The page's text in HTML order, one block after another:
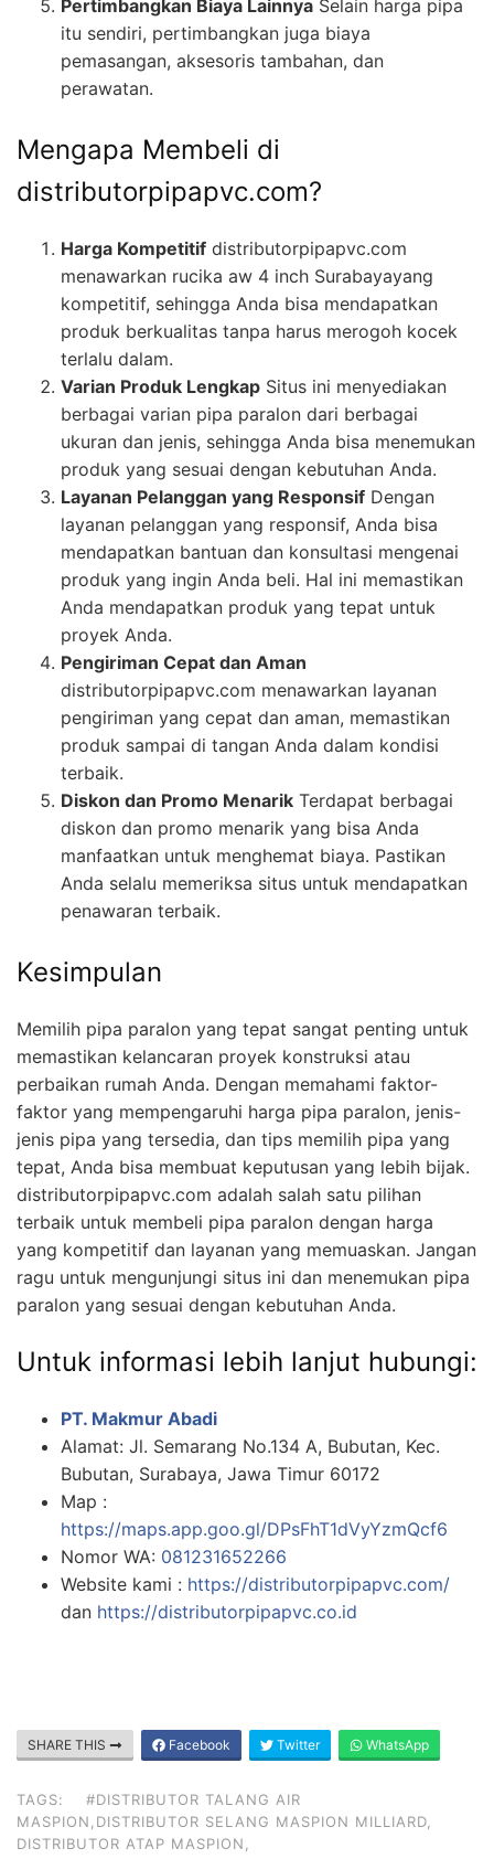
Pertimbangkan Biaya Lainnya Selain harga pipa
itu sendiri, pertimbangkan juga biaya
pemasangan, aksesoris tambahan, dan
perawatan.
Mengapa Membeli di
distributorpipapvc.com?
Harga Kompetitif distributorpipapvc.com
menawarkan rucika aw 4 inch Surabayayang
kompetitif, sehingga Anda bisa mendapatkan
produk berkualitas tanpa harus merogoh kocek
terlalu dalam.
Varian Produk Lengkap Situs ini menyediakan
berbagai varian pipa paralon dari berbagai
ukuran dan jenis, sehingga Anda bisa menemukan
produk yang sesuai dengan kebutuhan Anda.
Layanan Pelanggan yang Responsif Dengan
layanan pelanggan yang responsif, Anda bisa
mendapatkan bantuan dan konsultasi mengenai
produk yang ingin Anda beli. Hal ini memastikan
Anda mendapatkan produk yang tepat untuk
proyek Anda.
Pengiriman Cepat dan Aman
distributorpipapvc.com menawarkan layanan
pengiriman yang cepat dan aman, memastikan
produk sampai di tangan Anda dalam kondisi
terbaik.
Diskon dan Promo Menarik Terdapat berbagai
diskon dan promo menarik yang bisa Anda
manfaatkan untuk menghemat biaya. Pastikan
Anda selalu memeriksa situs untuk mendapatkan
penawaran terbaik.
Kesimpulan
Memilih pipa paralon yang tepat sangat penting untuk
memastikan kelancaran proyek konstruksi atau
perbaikan rumah Anda. Dengan memahami faktor-
faktor yang mempengaruhi harga pipa paralon, jenis-
jenis pipa yang tersedia, dan tips memilih pipa yang
tepat, Anda bisa membuat keputusan yang lebih bijak.
distributorpipapvc.com adalah salah satu pilihan
terbaik untuk membeli pipa paralon dengan harga
yang kompetitif dan layanan yang memuaskan. Jangan
ragu untuk mengunjungi situs ini dan menemukan pipa
paralon yang sesuai dengan kebutuhan Anda.
Untuk informasi lebih lanjut hubungi:
PT. Makmur Abadi
Alamat: Jl. Semarang No.134 A, Bubutan, Kec.
Bubutan, Surabaya, Jawa Timur 60172
Map :
https://maps.app.goo.gl/DPsFhT1dVyYzmQcf6
Nomor WA: 081231652266
Website kami : https://distributorpipapvc.com/
dan https://distributorpipapvc.co.id
SHARE THIS Facebook Twitter WhatsApp
TAGS:
#DISTRIBUTOR TALANG AIR
MASPION,DISTRIBUTOR SELANG MASPION MILLIARD,
DISTRIBUTOR ATAP MASPION,